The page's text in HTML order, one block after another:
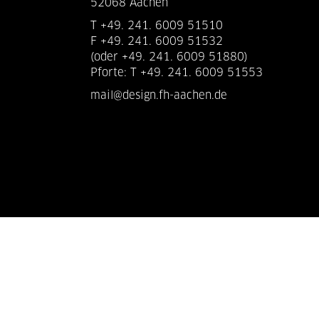
52068 Aachen
T +49. 241. 6009 51510
F +49. 241. 6009 51532
(oder +49. 241. 6009 51880)
Pforte: T +49. 241. 6009 51553
mail@design.fh-aachen.de